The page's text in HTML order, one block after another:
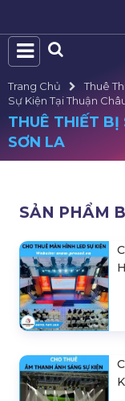
Trang Chủ Thuê
Sự Kiện Tại Thuận
THUÊ THIẾT BỊ
SƠN LA
SẢN PHẨM